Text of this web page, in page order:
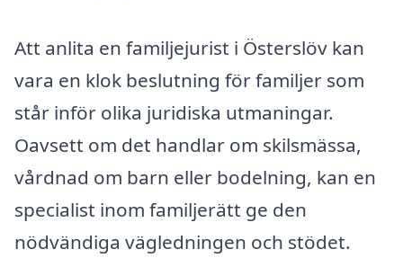
Att anlita en familjejurist i Österslöv kan
vara en klok beslutning för familjer som
står inför olika juridiska utmaningar.
Oavsett om det handlar om skilsmässa,
vårdnad om barn eller bodelning, kan en
specialist inom familjerätt ge den
nödvändiga vägledningen och stödet.